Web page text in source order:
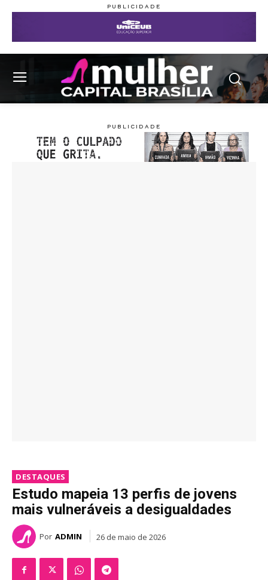
DESTAQUES
Estudo mapeia 13 perfis de jovens
mais vulneráveis a desigualdades
Por ADMIN 26 de maio de 2026